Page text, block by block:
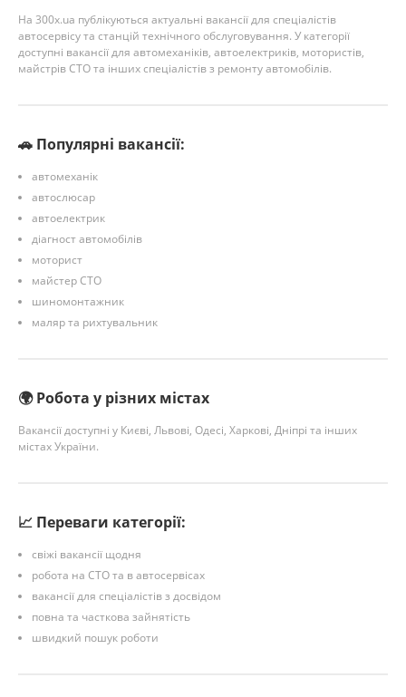
На 300x.ua публікуються актуальні вакансії для спеціалістів
автосервісу та станцій технічного обслуговування. У категорії
доступні вакансії для автомеханіків, автоелектриків, мотористів,
майстрів СТО та інших спеціалістів з ремонту автомобілів.
🚗 Популярні вакансії:
автомеханік
автослюсар
автоелектрик
діагност автомобілів
моторист
майстер СТО
шиномонтажник
маляр та рихтувальник
🌍 Робота у різних містах
Вакансії доступні у Києві, Львові, Одесі, Харкові, Дніпрі та інших
містах України.
📈 Переваги категорії:
свіжі вакансії щодня
робота на СТО та в автосервісах
вакансії для спеціалістів з досвідом
повна та часткова зайнятість
швидкий пошук роботи